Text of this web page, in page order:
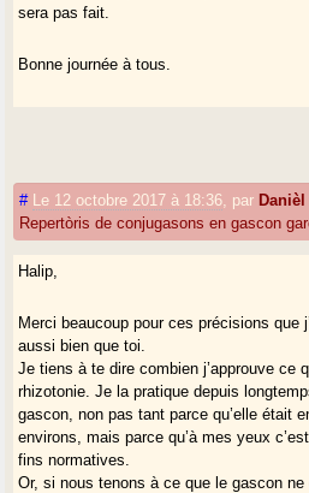
sera pas fait.
Bonne journée à tous.
# Le 12 octobre 2017 à 18:36 par Danièl
Repertòris de conjugasons en gascon
Halip,
Merci beaucoup pour ces précisions que
aussi bien que toi.
Je tiens à te dire combien j’approuve ce
rhizotonie. Je la pratique depuis
gascon, non pas tant parce qu’elle était
environs, mais parce qu’à mes yeux
fins normatives.
Or, si nous tenons à ce que le gascon